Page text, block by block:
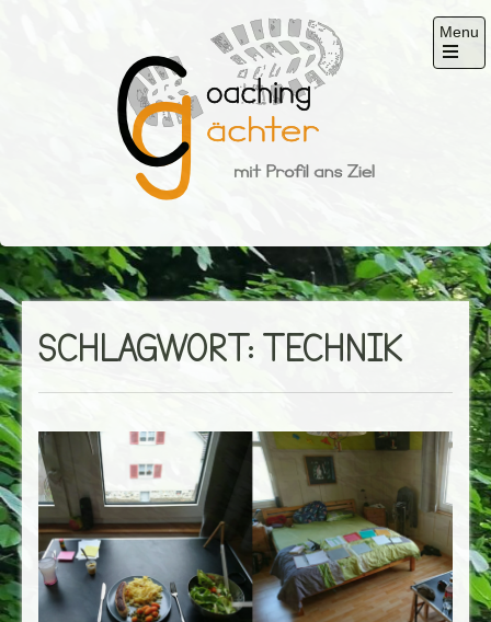
Gächter
Menu
Open
SCHLAGWORT: TECHNIK